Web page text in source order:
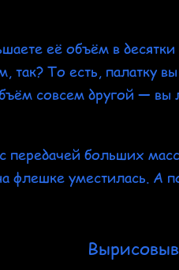
её объём в десятки
так? То есть, палатку
совсем другой — вы
больших
флешке уместилась. А